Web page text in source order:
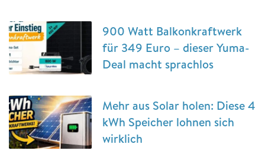
900 Watt Balkonkraftwerk
für 349 Euro – dieser Yuma-
Deal macht sprachlos
Mehr aus Solar holen: Diese 4
kWh Speicher lohnen sich
wirklich